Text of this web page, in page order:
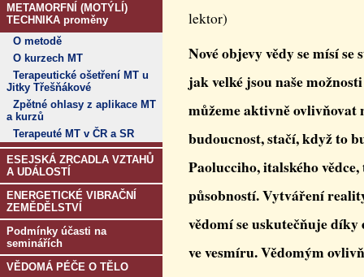
METAMORFNÍ (MOTÝLÍ)
TECHNIKA proměny
O metodě
O kurzech MT
Terapeutické ošetření MT u
Jitky Třešňákové
Zpětné ohlasy z aplikace MT
a kurzů
Terapeuté MT v ČR a SR
ESEJSKÁ ZRCADLA VZTAHŮ
A UDÁLOSTÍ
ENERGETICKÉ VIBRAČNÍ
ZEMĚDĚLSTVÍ
Podmínky účasti na
seminářích
VĚDOMÁ PÉČE O TĚLO
lektor)
Nové objevy vědy se mísí
jak velké jsou naše
můžeme aktivně ovlivňovat
budoucnost, stačí, když to
Paolucciho, italského
působností. Vytváření
vědomí se uskutečňuje
ve vesmíru. Vědomým